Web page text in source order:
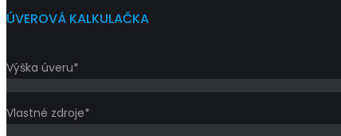
ÚVEROVÁ KALKULAČKA
Výška úveru*
Vlastné zdroje*